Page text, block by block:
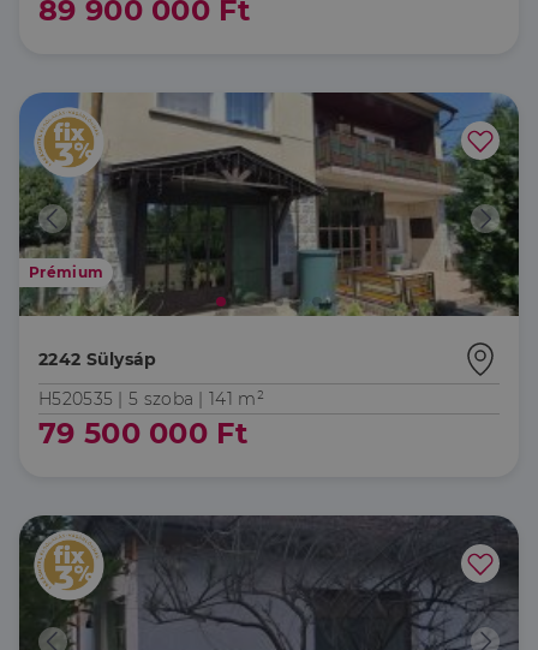
89 900 000 Ft
Prémium
2242 Sülysáp
H520535 |5 szoba | 141 m²
79 500 000 Ft